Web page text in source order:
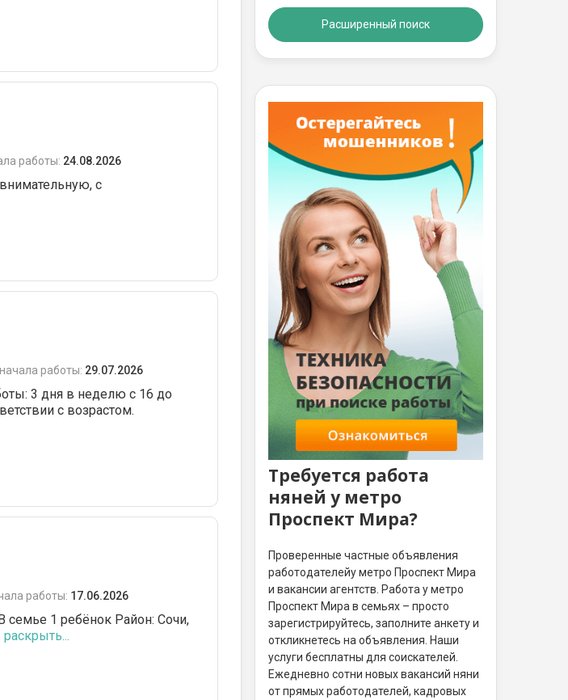
работы: 24.08.2026
с
работы: 29.07.2026
3 дня в неделю с 16 до
с возрастом.
работы: 17.06.2026
семье 1 ребёнок Район: Сочи,
раскрыть...
Расширенный поиск
Требуется работа
няней у метро
Проспект Мира?
Проверенные частные объявления
работодателейу метро Проспект Мира
и вакансии агентств. Работа у метро
Проспект Мира в семьях – просто
зарегистрируйтесь, заполните анкету и
откликнетесь на объявления. Наши
услуги бесплатны для соискателей.
Ежедневно сотни новых вакансий няни
от прямых работодателей, кадровых